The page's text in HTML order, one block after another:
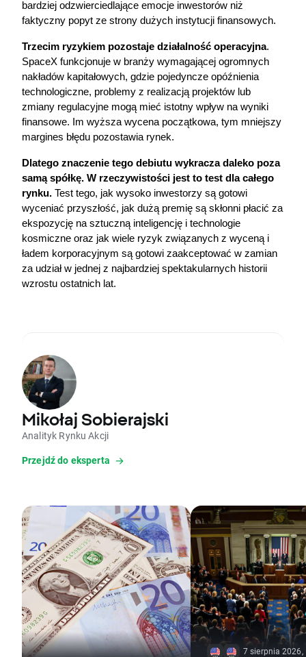
bardziej odzwierciedlające emocje inwestorów niż
faktyczny popyt ze strony dużych instytucji finansowych.
Trzecim ryzykiem pozostaje działalność operacyjna.
SpaceX funkcjonuje w branży wymagającej ogromnych
nakładów kapitałowych, gdzie pojedyncze opóźnienia
technologiczne, problemy z realizacją projektów lub
zmiany regulacyjne mogą mieć istotny wpływ na wyniki
finansowe. Im wyższa wycena początkowa, tym mniejszy
margines błędu pozostawia rynek.
Dlatego znaczenie tego debiutu wykracza daleko poza
samą spółkę. W rzeczywistości jest to test dla całego
rynku. Test tego, jak wysoko inwestorzy są gotowi
wyceniać przyszłość, jak dużą premię są skłonni płacić za
ekspozycję na sztuczną inteligencję i technologie
kosmiczne oraz jak wiele ryzyk związanych z wyceną i
ładem korporacyjnym są gotowi zaakceptować w zamian
za udział w jednej z najbardziej spektakularnych historii
wzrostu ostatnich lat.
Mikołaj Sobierajski
Analityk Rynku Akcji
Przejdź do eksperta
7 sierpnia 2026,